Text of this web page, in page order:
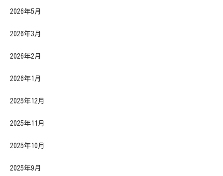
2026年5月
2026年3月
2026年2月
2026年1月
2025年12月
2025年11月
2025年10月
2025年9月